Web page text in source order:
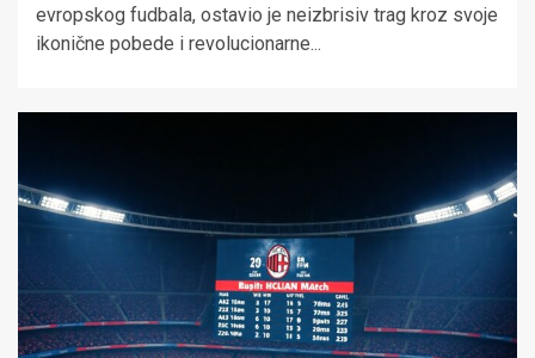
evropskog fudbala, ostavio je neizbrisiv trag kroz svoje
ikonične pobede i revolucionarne...